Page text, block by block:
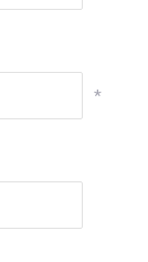
*